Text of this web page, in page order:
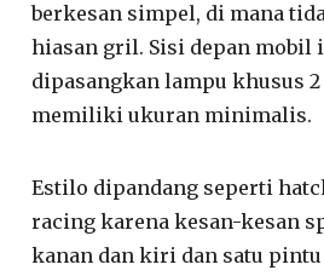
berkesan simpel, di mana
hiasan gril. Sisi depan mobil
dipasangkan lampu khusus 2
memiliki ukuran minimalis.
Estilo dipandang seperti
racing karena kesan-kesan
kanan dan kiri dan satu pintu